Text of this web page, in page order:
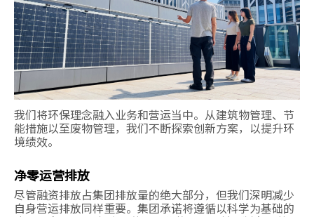
我们将环保理念融入业务和营运当中。从建筑物管理、节
能措施以至废物管理，我们不断探索创新方案，以提升环
境绩效。
净零运营排放
尽管融资排放占集团排放量的绝大部分，但我们深明减少
自身营运排放同样重要。集团承诺将遵循以科学为基础的